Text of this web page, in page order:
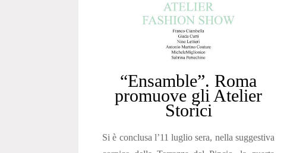
“Ensamble”. Roma
promuove gli Atelier
Storici
Si è conclusa l’11 luglio sera, nella suggestiva